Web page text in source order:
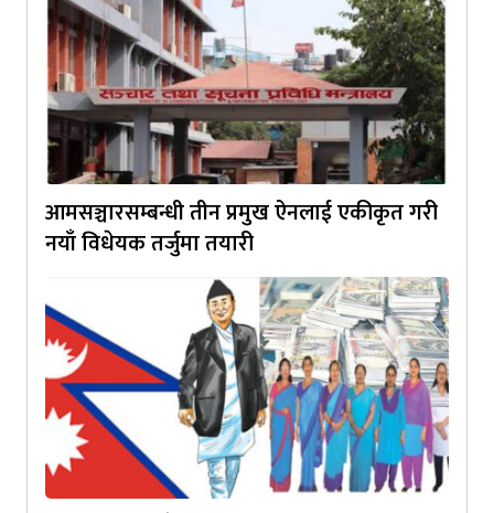
आमसञ्चारसम्बन्धी तीन प्रमुख ऐनलाई एकीकृत गरी
नयाँ विधेयक तर्जुमा तयारी